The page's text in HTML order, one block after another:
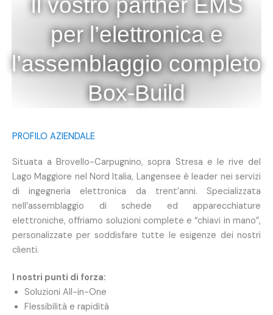
Il vostro partner EMS
per l’elettronica e
l’assemblaggio completo
Box-Build
PROFILO AZIENDALE
Situata a Brovello-Carpugnino, sopra Stresa e le rive del
Lago Maggiore nel Nord Italia, Langensee è leader nei servizi
di ingegneria elettronica da trent’anni. Specializzata
nell’assemblaggio di schede ed apparecchiature
elettroniche, offriamo soluzioni complete e “chiavi in mano”,
personalizzate per soddisfare tutte le esigenze dei nostri
clienti.
I nostri punti di forza:
Soluzioni All-in-One
Flessibilità e rapidità